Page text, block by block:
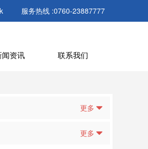
服务热线 :0760-23887777
闻资讯 联系我们
更多
更多